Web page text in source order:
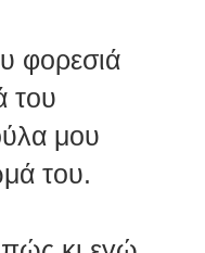
φορεσιά
του
μου
του.